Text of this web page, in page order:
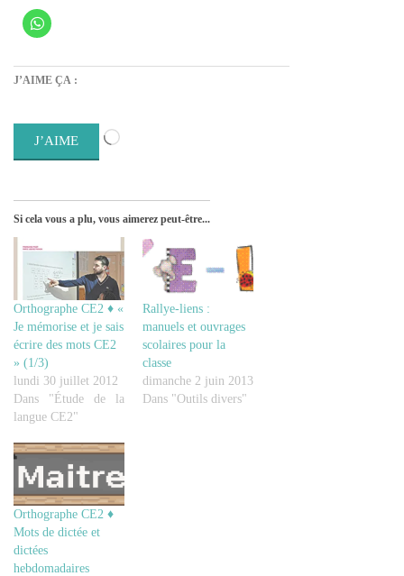
J’AIME ÇA :
J’AIME
Si cela vous a plu, vous aimerez peut-être...
Orthographe CE2 ♦ «
Je mémorise et je sais
écrire des mots CE2
» (1/3)
lundi 30 juillet 2012
Dans "Étude de la
langue CE2"
Rallye-liens :
manuels et ouvrages
scolaires pour la
classe
dimanche 2 juin 2013
Dans "Outils divers"
Orthographe CE2 ♦
Mots de dictée et
dictées
hebdomadaires